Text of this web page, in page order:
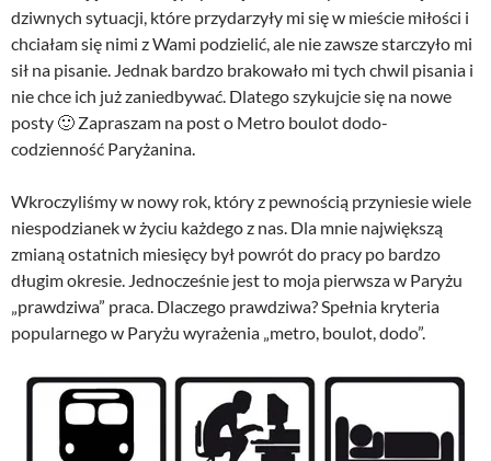
dziwnych sytuacji, które przydarzyły mi się w mieście miłości i
chciałam się nimi z Wami podzielić, ale nie zawsze starczyło mi
sił na pisanie. Jednak bardzo brakowało mi tych chwil pisania i
nie chce ich już zaniedbywać. Dlatego szykujcie się na nowe
posty 🙂 Zapraszam na post o Metro boulot dodo-
codzienność Paryżanina.
Wkroczyliśmy w nowy rok, który z pewnością przyniesie wiele
niespodzianek w życiu każdego z nas. Dla mnie największą
zmianą ostatnich miesięcy był powrót do pracy po bardzo
długim okresie. Jednocześnie jest to moja pierwsza w Paryżu
„prawdziwa” praca. Dlaczego prawdziwa? Spełnia kryteria
popularnego w Paryżu wyrażenia „metro, boulot, dodo”.